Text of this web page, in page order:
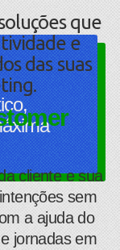
que
e
das suas
cliente e sua
sem
a ajuda do
jornadas em